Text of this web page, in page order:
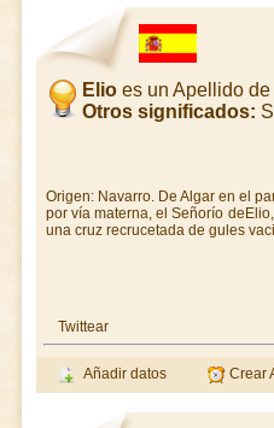
Elio es un Apellido
Otros significados:
Origen: Navarro. De Algar en el
por vía materna, el Señorío
una cruz recrucetada de gules
Twittear
Añadir datos Crear